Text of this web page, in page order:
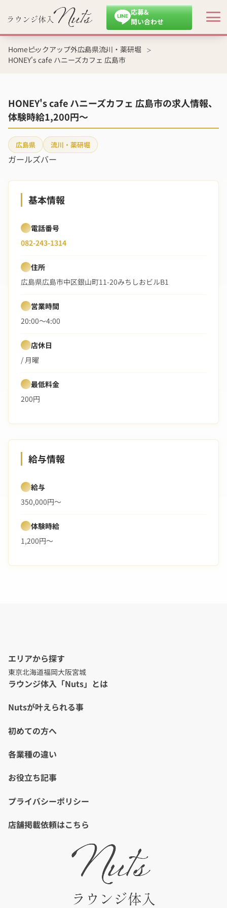
応募&
問い合わせ
Homeピックアップ外広島県流川・薬研堀
HONEY's cafe ハニーズカフェ 広島市
HONEY's cafe ハニーズカフェ 広島市の求人情報、
体験時給1,200円～
広島県 流川・薬研堀
ガールズバー
基本情報
電話番号
082-243-1314
住所
広島県広島市中区銀山町11-20みちしおビルB1
営業時間
20:00〜4:00
店休日
/ 月曜
最低料金
200円
給与情報
給与
350,000円～
体験時給
1,200円～
エリアから探す
東京北海道福岡大阪宮城
ラウンジ体入「Nuts」とは
Nutsが叶えられる事
初めての方へ
各業種の違い
お役立ち記事
プライバシーポリシー
店舗掲載依頼はこちら